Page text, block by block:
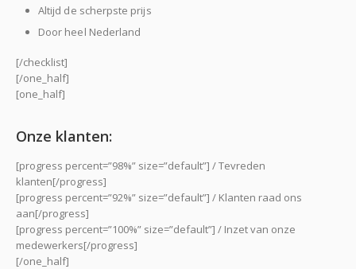
Altijd de scherpste prijs
Door heel Nederland
[/checklist]
[/one_half]
[one_half]
Onze klanten:
[progress percent=”98%” size=”default”] / Tevreden
klanten[/progress]
[progress percent=”92%” size=”default”] / Klanten raad ons
aan[/progress]
[progress percent=”100%” size=”default”] / Inzet van onze
medewerkers[/progress]
[/one_half]